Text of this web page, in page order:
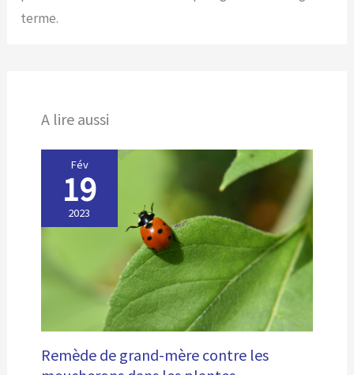
terme.
A lire aussi
Fév
19
2023
Remède de grand-mère contre les